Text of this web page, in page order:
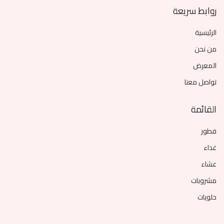
روابط سريعة
الرئيسية
من نحن
المعرض
تواصل معنا
القائمة
فطور
غداء
عشاء
مشروبات
حلويات